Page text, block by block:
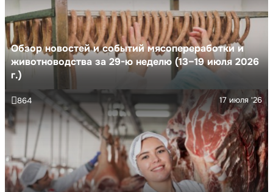
Обзор новостей и событий мясопереработки и
животноводства за 29-ю неделю (13–19 июля 2026
г.)
17 июля '26
864